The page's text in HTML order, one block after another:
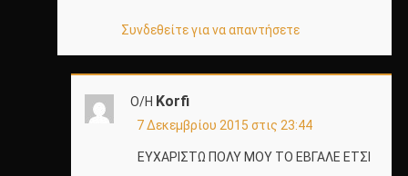
Συνδεθείτε για να απαντήσετε
Ο/Η Korfi
7 Δεκεμβρίου 2015 στις 23:44
ΕΥΧΑΡΙΣΤΩ ΠΟΛΥ ΜΟΥ ΤΟ ΕΒΓΑΛΕ ΕΤΣΙ